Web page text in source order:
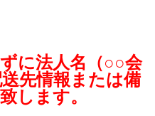
に法人名（○○会
先情報または備
します。